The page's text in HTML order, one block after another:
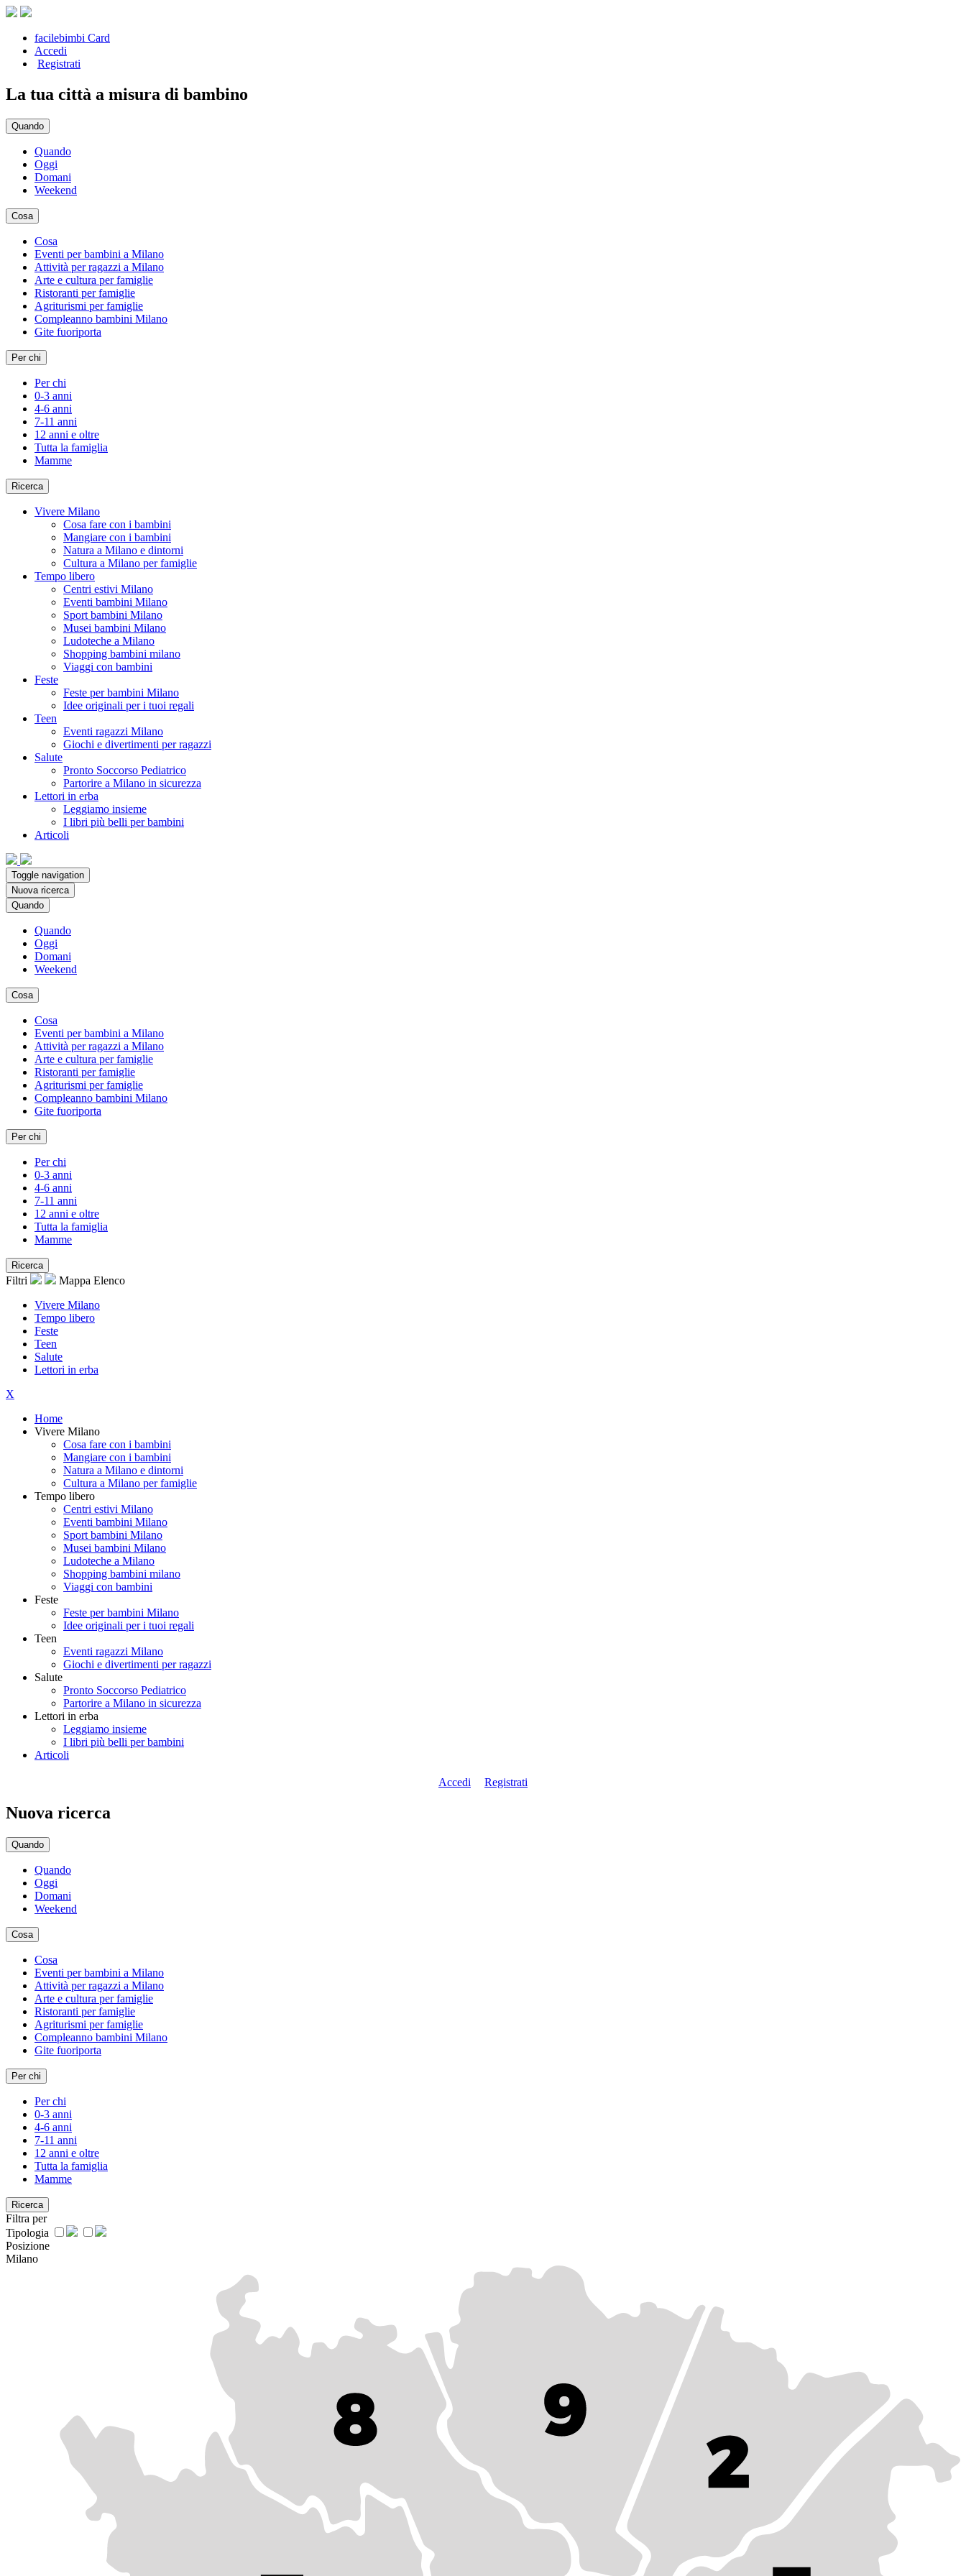
facilebimbi Card
Accedi
Registrati
La tua città a misura di bambino
Quando
Quando
Oggi
Domani
Weekend
Cosa
Cosa
Eventi per bambini a Milano
Attività per ragazzi a Milano
Arte e cultura per famiglie
Ristoranti per famiglie
Agriturismi per famiglie
Compleanno bambini Milano
Gite fuoriporta
Per chi
Per chi
0-3 anni
4-6 anni
7-11 anni
12 anni e oltre
Tutta la famiglia
Mamme
Ricerca
Vivere Milano
Cosa fare con i bambini
Mangiare con i bambini
Natura a Milano e dintorni
Cultura a Milano per famiglie
Tempo libero
Centri estivi Milano
Eventi bambini Milano
Sport bambini Milano
Musei bambini Milano
Ludoteche a Milano
Shopping bambini milano
Viaggi con bambini
Feste
Feste per bambini Milano
Idee originali per i tuoi regali
Teen
Eventi ragazzi Milano
Giochi e divertimenti per ragazzi
Salute
Pronto Soccorso Pediatrico
Partorire a Milano in sicurezza
Lettori in erba
Leggiamo insieme
I libri più belli per bambini
Articoli
Toggle navigation
Nuova ricerca
Quando
Quando
Oggi
Domani
Weekend
Cosa
Cosa
Eventi per bambini a Milano
Attività per ragazzi a Milano
Arte e cultura per famiglie
Ristoranti per famiglie
Agriturismi per famiglie
Compleanno bambini Milano
Gite fuoriporta
Per chi
Per chi
0-3 anni
4-6 anni
7-11 anni
12 anni e oltre
Tutta la famiglia
Mamme
Ricerca
Filtri Mappa Elenco
Vivere Milano
Tempo libero
Feste
Teen
Salute
Lettori in erba
X
Home
Vivere Milano
Cosa fare con i bambini
Mangiare con i bambini
Natura a Milano e dintorni
Cultura a Milano per famiglie
Tempo libero
Centri estivi Milano
Eventi bambini Milano
Sport bambini Milano
Musei bambini Milano
Ludoteche a Milano
Shopping bambini milano
Viaggi con bambini
Feste
Feste per bambini Milano
Idee originali per i tuoi regali
Teen
Eventi ragazzi Milano
Giochi e divertimenti per ragazzi
Salute
Pronto Soccorso Pediatrico
Partorire a Milano in sicurezza
Lettori in erba
Leggiamo insieme
I libri più belli per bambini
Articoli
Accedi Registrati
Nuova ricerca
Quando
Quando
Oggi
Domani
Weekend
Cosa
Cosa
Eventi per bambini a Milano
Attività per ragazzi a Milano
Arte e cultura per famiglie
Ristoranti per famiglie
Agriturismi per famiglie
Compleanno bambini Milano
Gite fuoriporta
Per chi
Per chi
0-3 anni
4-6 anni
7-11 anni
12 anni e oltre
Tutta la famiglia
Mamme
Ricerca
Filtra per
Tipologia
Posizione
Milano